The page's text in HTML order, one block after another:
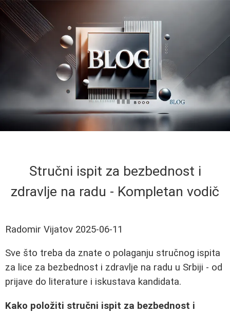
Stručni ispit za bezbednost i
zdravlje na radu - Kompletan vodič
Radomir Vijatov 2025-06-11
Sve što treba da znate o polaganju stručnog ispita
za lice za bezbednost i zdravlje na radu u Srbiji - od
prijave do literature i iskustava kandidata.
Kako položiti stručni ispit za bezbednost i